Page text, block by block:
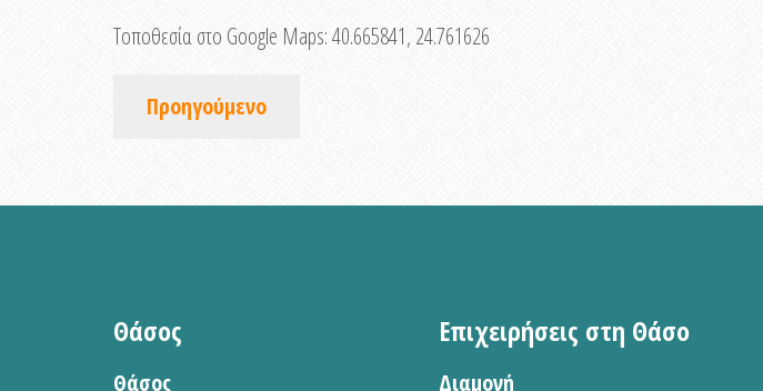
Τοποθεσία στο Google Maps:40.665841, 24.761626
Προηγούμενο
Θάσος
Θάσος
Επιχειρήσεις στη Θάσο
Διαμονή